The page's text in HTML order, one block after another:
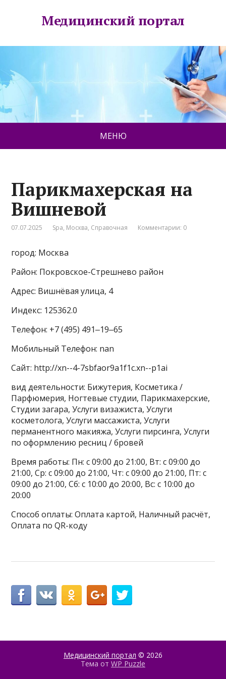
Медицинский портал
МЕНЮ
Парикмахерская на
Вишневой
07.07.2025 Spa, Москва, Справочная Комментарии: 0
город: Москва
Район: Покровское-Стрешнево район
Адрес: Вишнёвая улица, 4
Индекс: 125362.0
Телефон: +7 (495) 491‒19‒65
Мобильный Телефон: nan
Сайт: http://xn--4-7sbfaor9a1f1c.xn--p1ai
вид деятельности: Бижутерия, Косметика /
Парфюмерия, Ногтевые студии, Парикмахерские,
Студии загара, Услуги визажиста, Услуги
косметолога, Услуги массажиста, Услуги
перманентного макияжа, Услуги пирсинга, Услуги
по оформлению ресниц / бровей
Время работы: Пн: с 09:00 до 21:00, Вт: с 09:00 до
21:00, Ср: с 09:00 до 21:00, Чт: с 09:00 до 21:00, Пт: с
09:00 до 21:00, Сб: с 10:00 до 20:00, Вс: с 10:00 до
20:00
Способ оплаты: Оплата картой, Наличный расчёт,
Оплата по QR-коду
Медицинский портал © 2026
Тема от WP Puzzle